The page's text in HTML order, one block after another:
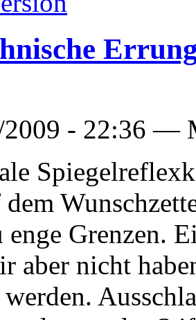
2009 - 22:36 —
Grenzen.
aber nicht